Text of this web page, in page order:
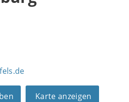
Karte anzeigen